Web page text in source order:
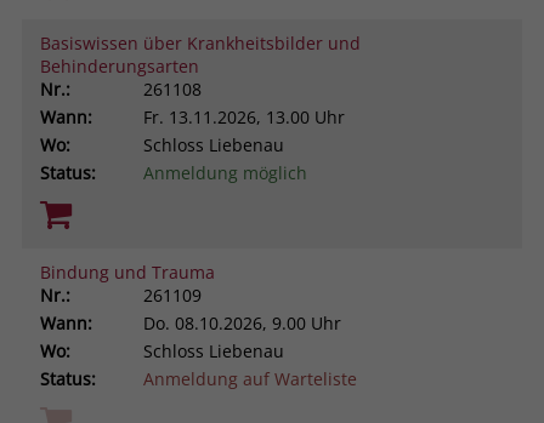
Basiswissen über Krankheitsbilder und
Behinderungsarten
Nr.:
261108
Wann:
Fr. 13.11.2026, 13.00 Uhr
Wo:
Schloss Liebenau
Status:
Anmeldung möglich
Bindung und Trauma
Nr.:
261109
Wann:
Do. 08.10.2026, 9.00 Uhr
Wo:
Schloss Liebenau
Status:
Anmeldung auf Warteliste
Name PHPSESSID
Anbieter stiftung-liebenau.de
Laufzeit Session
Zweck
Zweck
exklusiv für diese Website zu speichern.
Dadurch wird gewährleistet, dass
Aktionen, die bei späteren Besuchen
derselben Website durchgeführt
werden, mit derselben
Benutzerkennung verknüpft werden.
Anbieter
Laufzeit 1 Jahr